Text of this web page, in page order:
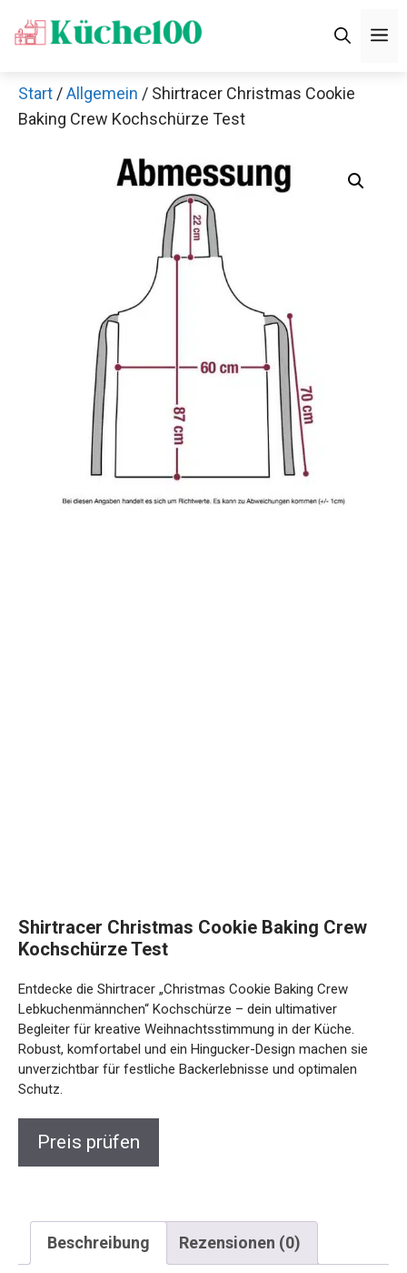
Inhalt
Start /Allgemein / Shirtracer Christmas Cookie
Baking Crew Kochschürze Test
Shirtracer Christmas Cookie Baking Crew
Kochschürze Test
Entdecke die Shirtracer „Christmas Cookie Baking Crew
Lebkuchenmännchen“ Kochschürze – dein ultimativer
Begleiter für kreative Weihnachtsstimmung in der Küche.
Robust, komfortabel und ein Hingucker-Design machen sie
unverzichtbar für festliche Backerlebnisse und optimalen
Schutz.
Preis prüfen
Beschreibung Rezensionen (0)